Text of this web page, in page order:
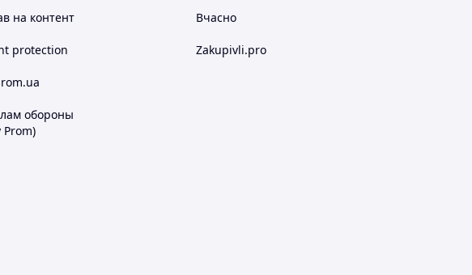
на контент
protection
обороны
Prom)
Вчасно
Zakupivli.pro